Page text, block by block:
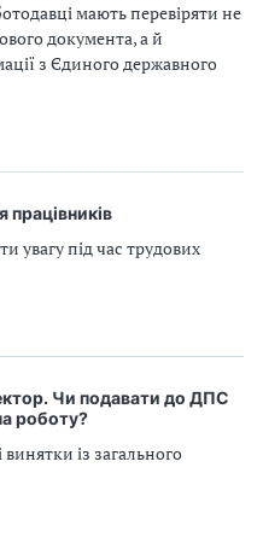
мають перевіряти не
документа, а й
з Єдиного державного
працівників
увагу під час трудових
Чи подавати до ДПС
роботу?
із загального